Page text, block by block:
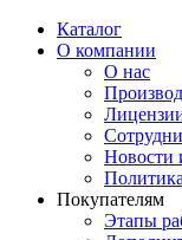
Каталог
О компании
О нас
Новости
Покупателям
Этапы